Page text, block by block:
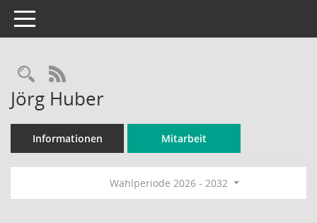
Toggle navigation
Rechercheauswahl
RSS-Feed
Jörg Huber
Informationen Mitarbeit
Wahlperiode 2026 - 2032